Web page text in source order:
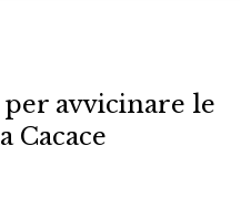
avvicinare le
Cacace